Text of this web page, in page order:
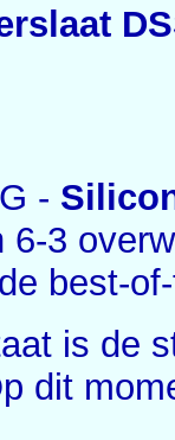
-
6-3
best-
is de
dit